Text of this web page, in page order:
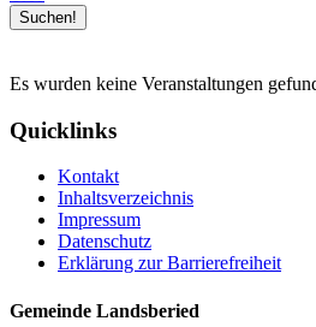
Es wurden keine Veranstaltungen
Quicklinks
Kontakt
Inhaltsverzeichnis
Impressum
Datenschutz
Erklärung zur Barrierefreiheit
Gemeinde Landsberied